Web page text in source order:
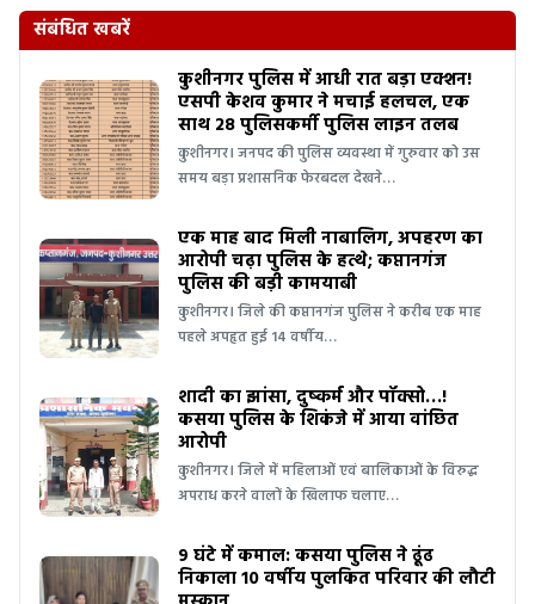
संबंधित खबरें
कुशीनगर पुलिस में आधी रात बड़ा एक्शन!
एसपी केशव कुमार ने मचाई हलचल, एक
साथ 28 पुलिसकर्मी पुलिस लाइन तलब
कुशीनगर। जनपद की पुलिस व्यवस्था में गुरुवार को उस
समय बड़ा प्रशासनिक फेरबदल देखने…
एक माह बाद मिली नाबालिग, अपहरण का
आरोपी चढ़ा पुलिस के हत्थे; कप्तानगंज
पुलिस की बड़ी कामयाबी
कुशीनगर। जिले की कप्तानगंज पुलिस ने करीब एक माह
पहले अपहृत हुई 14 वर्षीय…
शादी का झांसा, दुष्कर्म और पॉक्सो…!
कसया पुलिस के शिकंजे में आया वांछित
आरोपी
कुशीनगर। जिले में महिलाओं एवं बालिकाओं के विरुद्ध
अपराध करने वालों के खिलाफ चलाए…
9 घंटे में कमाल: कसया पुलिस ने ढूंढ
निकाला 10 वर्षीय पुलकित परिवार की लौटी